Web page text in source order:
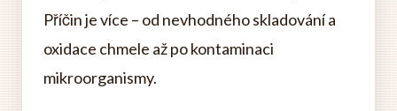
Příčin je více – od nevhodného skladování a
oxidace chmele až po kontaminaci
mikroorganismy.